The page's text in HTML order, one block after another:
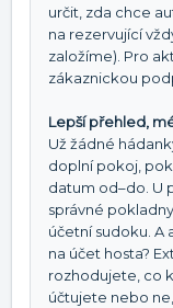
určit, zda chce
na rezervující
založíme). Pro
zákaznickou
Lepší přehled,
Už žádné
doplní pokoj,
datum od–do. U
správné
účetní sudoku. A
na účet hosta?
rozhodujete, co
účtujete nebo